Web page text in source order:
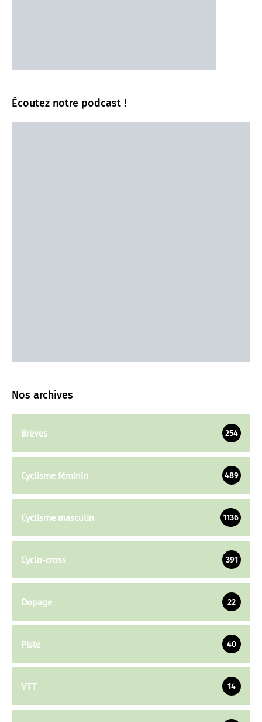
Écoutez notre podcast !
Nos archives
Brèves 254
Cyclisme féminin 489
Cyclisme masculin 1136
Cyclo-cross 391
Dopage 22
Piste 40
VTT 14